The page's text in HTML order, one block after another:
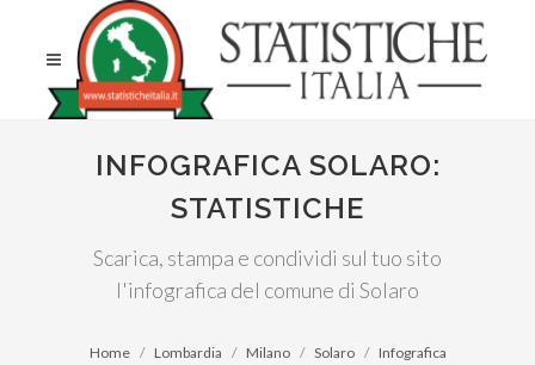
INFOGRAFICA SOLARO:
STATISTICHE
Scarica, stampa e condividi sul tuo sito
l'infografica del comune di Solaro
Home Lombardia Milano Solaro Infografica